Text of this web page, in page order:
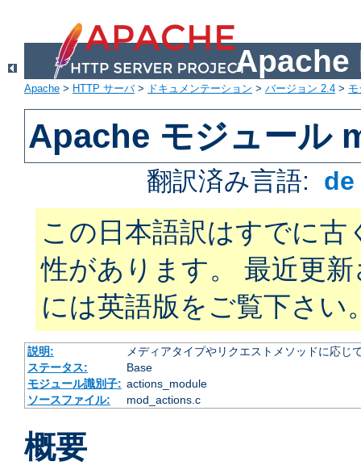
Apache
Apache > HTTP サーバ> ドキュメンテーション > バージョン 2.4 >
Apache モジュール
翻訳済み言語:
この日本語訳はすでに古
性があります。 最近更
には英語版をご覧下さい
説明:
メディアタイプやリクエストメソッドに応じ
ステータス:
Base
モジュール識別子: actions_module
ソースファイル:
mod_actions.c
概要